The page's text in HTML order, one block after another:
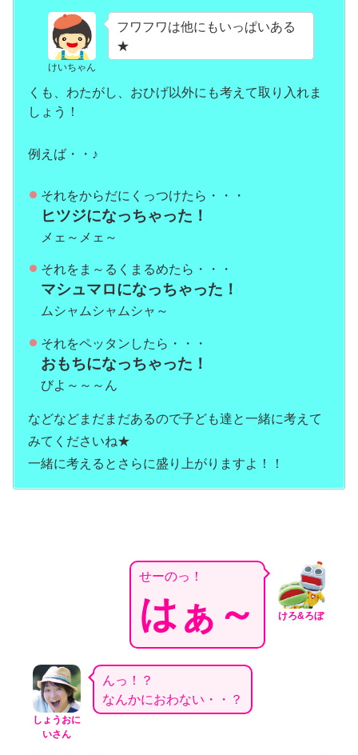
けいちゃん
フワフワは他にもいっぱいある
★
くも、わたがし、おひげ以外にも考えて取り入れま
しょう！
例えば・・♪
それをからだにくっつけたら・・・
ヒツジになっちゃった！
メェ～メェ～
それをま～るくまるめたら・・・
マシュマロになっちゃった！
ムシャムシャムシャ～
それをペッタンしたら・・・
おもちになっちゃった！
びよ～～～ん
などなどまだまだあるので子ども達と一緒に考えて
みてくださいね★
一緒に考えるとさらに盛り上がりますよ！！
けろ&ろぼ
せーのっ！
はぁ～
しょうおに
いさん
んっ！？
なんかにおわない・・？